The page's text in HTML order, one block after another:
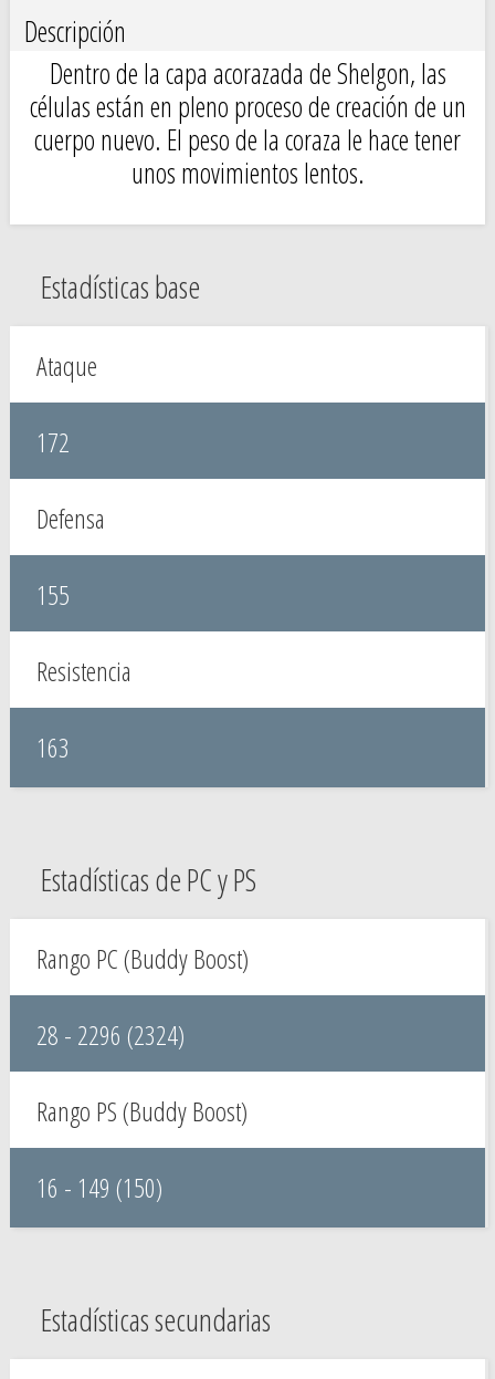
Descripción
Dentro de la capa acorazada de Shelgon, las
células están en pleno proceso de creación de un
cuerpo nuevo. El peso de la coraza le hace tener
unos movimientos lentos.
Estadísticas base
Ataque
172
Defensa
155
Resistencia
163
Estadísticas de PC y PS
Rango PC (Buddy Boost)
28 - 2296 (2324)
Rango PS (Buddy Boost)
16 - 149 (150)
Estadísticas secundarias